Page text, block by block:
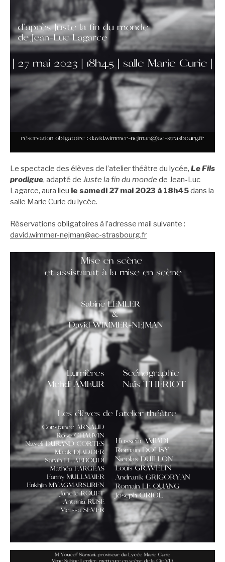
Le spectacle des élèves de l’atelier théâtre du lycée, Le Fils
prodigue, adapté de Juste la fin du monde de Jean-Luc
Lagarce, aura lieu le samedi 27 mai 2023 à 18h45dans la
salle Marie Curie du lycée.
Réservations obligatoires à l’adresse mail suivante :
david.wimmer-nejman@ac-strasbourg.fr